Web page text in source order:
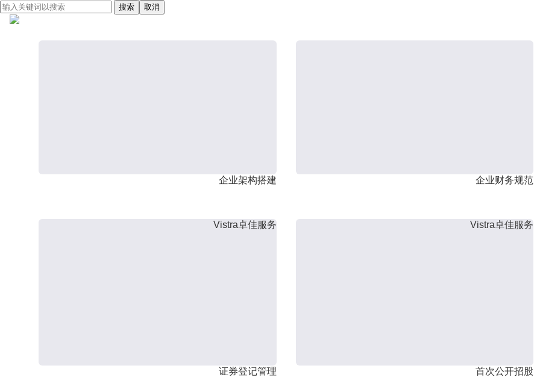
搜索 取消
企业架构搭建 企业财务规范
Vistra卓佳服务
证券登记管理
Vistra卓佳服务
首次公开招股